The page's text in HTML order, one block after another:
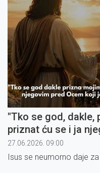
"Tko se god, dakle,
priznat ću se i ja
na nebesima" (6)
27.06.2026. 09:00
Isus se neumorno daje za